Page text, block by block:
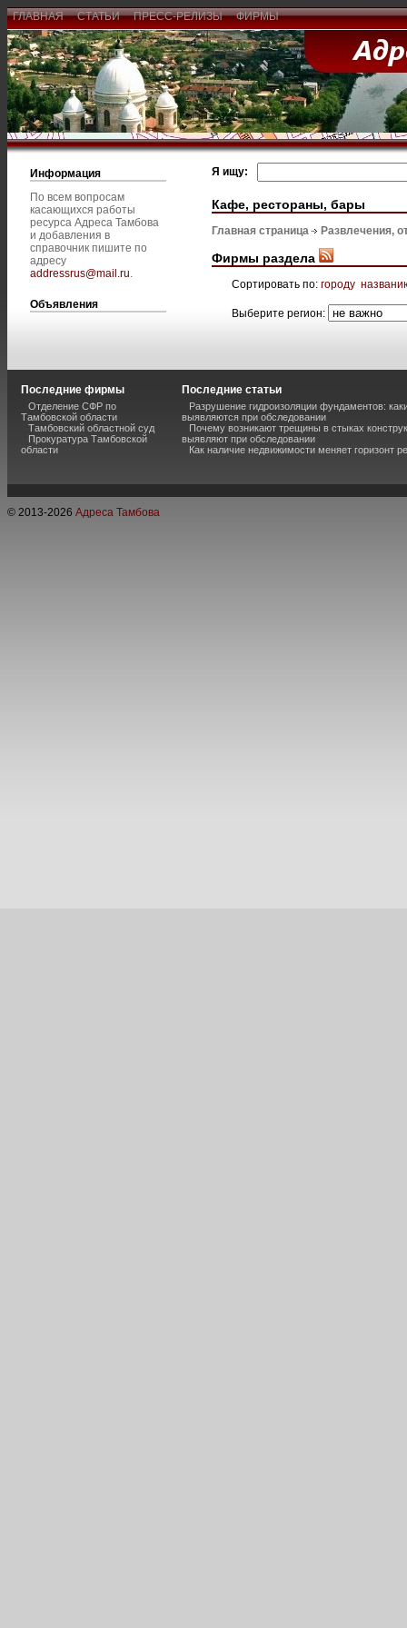
ГЛАВНАЯ СТАТЬИ ПРЕСС-РЕЛИЗЫ ФИРМЫ
Информация
По всем вопросам
касающихся работы
ресурса Адреса Тамбова
и добавления в
справочник пишите по
адресу
addressrus@mail.ru.
Объявления
Я ищу:
Кафе, рестораны, бары
Главная страница Развлечения,
Фирмы раздела
Сортировать по: городу
Выберите регион:
Последние фирмы
Отделение СФР по
Тамбовской области
Тамбовский областной суд
Прокуратура Тамбовской
области
Последние статьи
Разрушение гидроизоляции фундаментов:
выявляются при обследовании
Почему возникают трещины в стыках
выявляют при обследовании
Как наличие недвижимости меняет горизонт
© 2013-2026 Адреса Тамбова